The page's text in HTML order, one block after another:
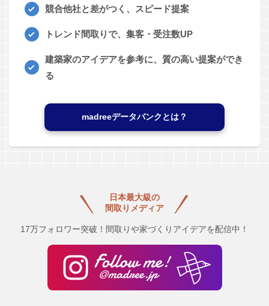
競合他社と差がつく、スピード提案
トレンド間取りで、集客・受注数UP
建築家のアイデアを参考に、質の高い提案ができ
る
madreeデータバンクとは？
日本最大級の
間取りメディア
17万フォロワー突破！間取りや家づくりアイデアを配信中！